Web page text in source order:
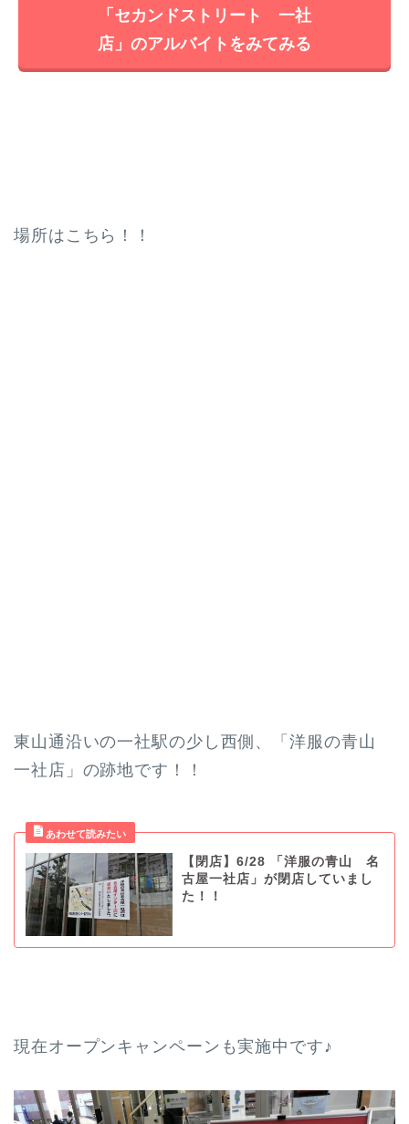
「セカンドストリート 一社
店」のアルバイトをみてみる
場所はこちら！！
東山通沿いの一社駅の少し西側、「洋服の青山
一社店」の跡地です！！
【閉店】6/28 「洋服の青山 名
古屋一社店」が閉店していまし
た！！
現在オープンキャンペーンも実施中です♪